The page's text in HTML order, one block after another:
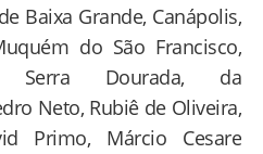
Baixa Grande, Canápolis,
do São Francisco,
Dourada, da
Neto, Rubiê de Oliveira,
Primo, Márcio Cesare